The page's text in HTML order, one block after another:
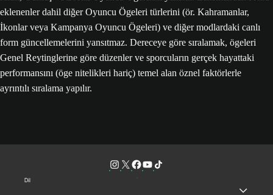
eklenenler dahil diğer Oyuncu Ögeleri türlerini (ör. Kahramanlar,
İkonlar veya Kampanya Oyuncu Ögeleri) ve diğer modlardaki canlı
form güncellemelerini yansıtmaz. Dereceye göre sıralamak, ögeleri
Genel Reytinglerine göre düzenler ve sporcuların gerçek hayattaki
performansını (öge nitelikleri hariç) temel alan öznel faktörlerle
ayrıntılı sıralama yapılır.
Dil